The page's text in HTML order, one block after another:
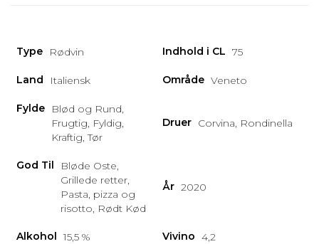
Type Rødvin Indhold i CL 75
Land Italiensk Område Veneto
Fylde
Blød og Rund,
Frugtig, Fyldig,
Kraftig, Tør
Druer Corvina, Rondinella
God Til
Bløde Oste,
Grillede retter,
Pasta, pizza og
risotto, Rødt Kød
År 2020
Alkohol 15,5 % Vivino 4,2